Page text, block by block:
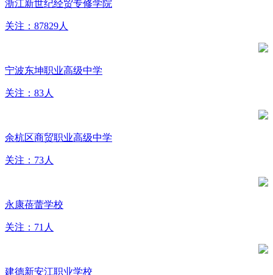
浙江新世纪经贸专修学院
关注：87829人
宁波东坤职业高级中学
关注：83人
余杭区商贸职业高级中学
关注：73人
永康蓓蕾学校
关注：71人
建德新安江职业学校